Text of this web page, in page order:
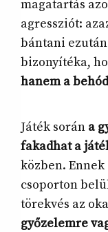
magatartás
agressziót:
bántani
bizonyítéka,
hanem a
Játék során a
fakadhat a
közben.
csoporton
törekvés az
győzelemre